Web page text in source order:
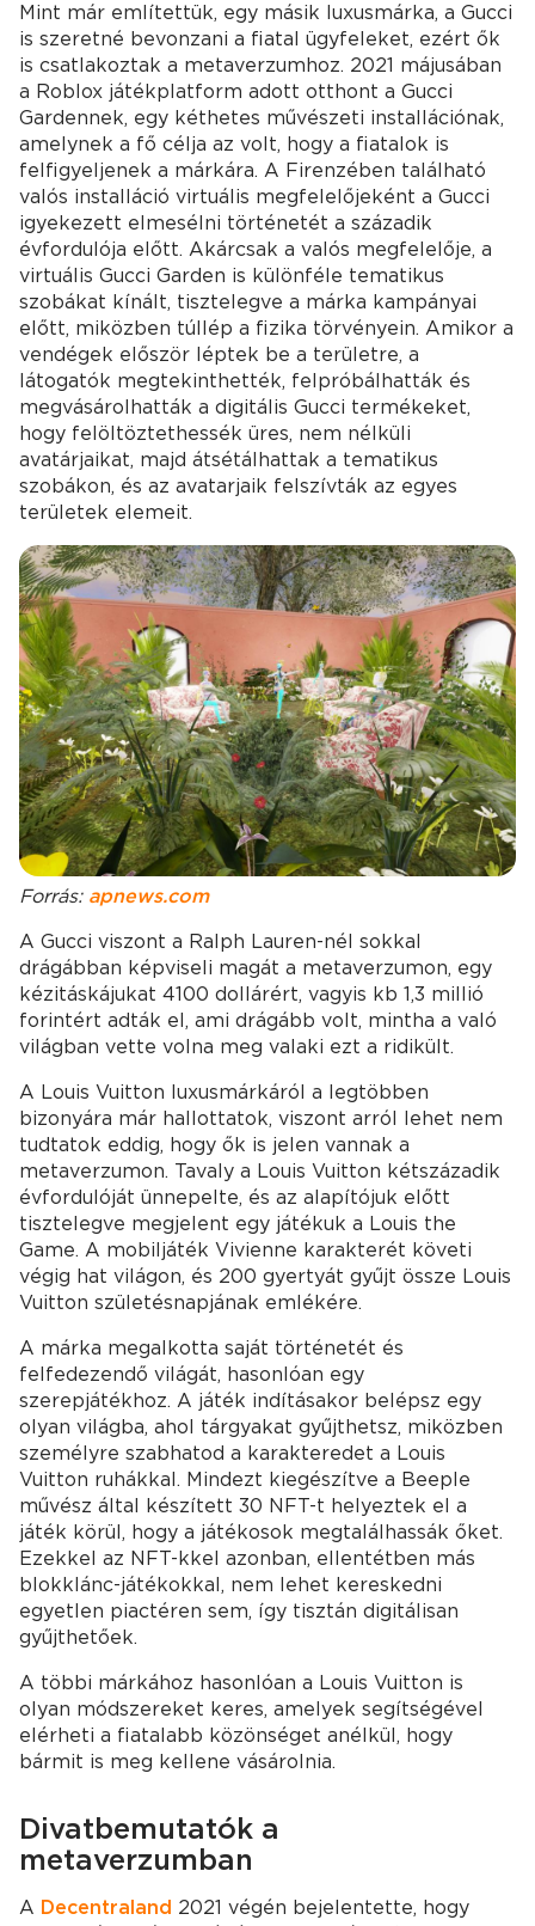
Mint már említettük, egy másik luxusmárka, a Gucci
is szeretné bevonzani a fiatal ügyfeleket, ezért ők
is csatlakoztak a metaverzumhoz. 2021 májusában
a Roblox játékplatform adott otthont a Gucci
Gardennek, egy kéthetes művészeti installációnak,
amelynek a fő célja az volt, hogy a fiatalok is
felfigyeljenek a márkára. A Firenzében található
valós installáció virtuális megfelelőjeként a Gucci
igyekezett elmesélni történetét a századik
évfordulója előtt. Akárcsak a valós megfelelője, a
virtuális Gucci Garden is különféle tematikus
szobákat kínált, tisztelegve a márka kampányai
előtt, miközben túllép a fizika törvényein. Amikor a
vendégek először léptek be a területre, a
látogatók megtekinthették, felpróbálhatták és
megvásárolhatták a digitális Gucci termékeket,
hogy felöltöztethessék üres, nem nélküli
avatárjaikat, majd átsétálhattak a tematikus
szobákon, és az avatarjaik felszívták az egyes
területek elemeit.
Forrás: apnews.com
A Gucci viszont a Ralph Lauren-nél sokkal
drágábban képviseli magát a metaverzumon, egy
kézitáskájukat 4100 dollárért, vagyis kb 1,3 millió
forintért adták el, ami drágább volt, mintha a való
világban vette volna meg valaki ezt a ridikült.
A Louis Vuitton luxusmárkáról a legtöbben
bizonyára már hallottatok, viszont arról lehet nem
tudtatok eddig, hogy ők is jelen vannak a
metaverzumon. Tavaly a Louis Vuitton kétszázadik
évfordulóját ünnepelte, és az alapítójuk előtt
tisztelegve megjelent egy játékuk a Louis the
Game. A mobiljáték Vivienne karakterét követi
végig hat világon, és 200 gyertyát gyűjt össze Louis
Vuitton születésnapjának emlékére.
A márka megalkotta saját történetét és
felfedezendő világát, hasonlóan egy
szerepjátékhoz. A játék indításakor belépsz egy
olyan világba, ahol tárgyakat gyűjthetsz, miközben
személyre szabhatod a karakteredet a Louis
Vuitton ruhákkal. Mindezt kiegészítve a Beeple
művész által készített 30 NFT-t helyeztek el a
játék körül, hogy a játékosok megtalálhassák őket.
Ezekkel az NFT-kkel azonban, ellentétben más
blokklánc-játékokkal, nem lehet kereskedni
egyetlen piactéren sem, így tisztán digitálisan
gyűjthetőek.
A többi márkához hasonlóan a Louis Vuitton is
olyan módszereket keres, amelyek segítségével
elérheti a fiatalabb közönséget anélkül, hogy
bármit is meg kellene vásárolnia.
Divatbemutatók a
metaverzumban
A Decentraland 2021 végén bejelentette, hogy